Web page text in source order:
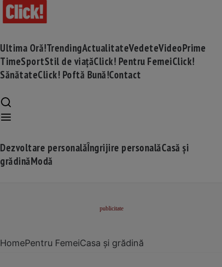
Ultima Oră!TrendingActualitateVedeteVideoPrime
TimeSportStil de viațăClick! Pentru FemeiClick!
SănătateClick! Poftă Bună!Contact
Dezvoltare personalăÎngrijire personalăCasă și
grădinăModă
HomePentru FemeiCasa și grădină